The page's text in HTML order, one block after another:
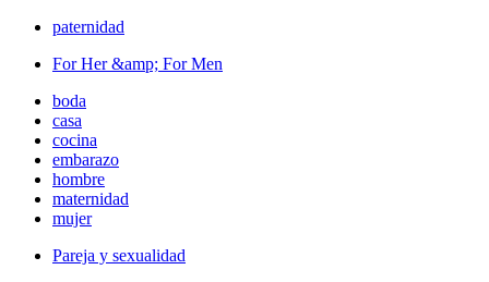
paternidad
For Her &amp; For Men
boda
casa
cocina
embarazo
hombre
maternidad
mujer
Pareja y sexualidad